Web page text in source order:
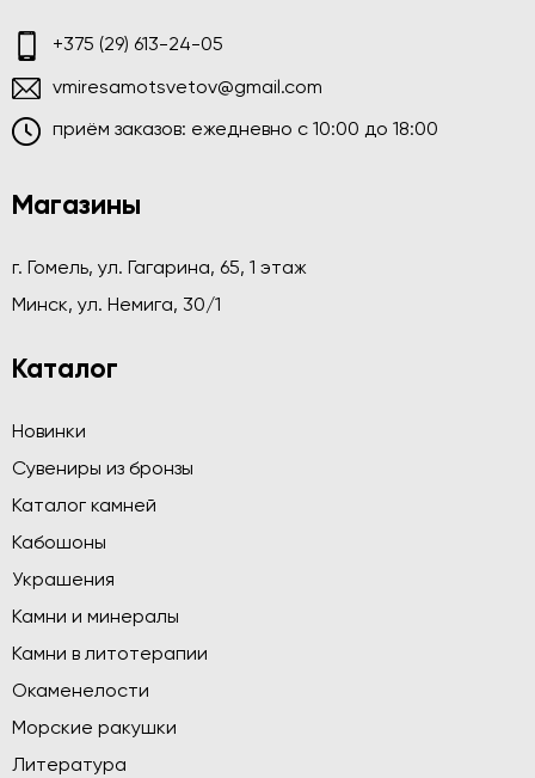
+375 (29) 613-24-05
vmiresamotsvetov@gmail.com
приём заказов: ежедневно c 10:00 до 18:00
Магазины
г. Гомель, ул. Гагарина, 65, 1 этаж
Минск, ул. Немига, 30/1
Каталог
Новинки
Сувениры из бронзы
Каталог камней
Кабошоны
Украшения
Камни и минералы
Камни в литотерапии
Окаменелости
Морские ракушки
Литература